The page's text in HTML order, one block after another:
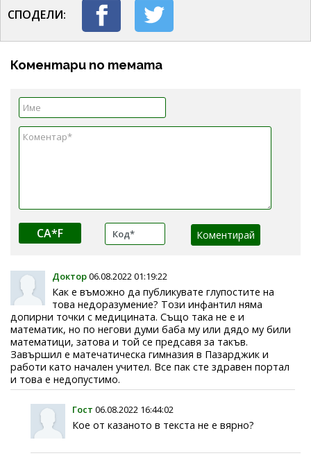
СПОДЕЛИ:
Коментари по темата
CA*F
Доктор06.08.2022 01:19:22
Как е въможно да публикувате глупостите на
това недоразумение? Този инфантил няма
допирни точки с медицината. Също така не е и
математик, но по негови думи баба му или дядо му били
математици, затова и той се предсавя за такъв.
Завършил е матечатическа гимназия в Пазарджик и
работи като начален учител. Все пак сте здравен портал
и това е недопустимо.
Гост 06.08.2022 16:44:02
Кое от казаното в текста не е вярно?